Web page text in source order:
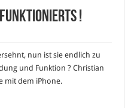
funktionierts !
nun ist sie endlich zu
und Funktion ? Christian
mit dem iPhone.